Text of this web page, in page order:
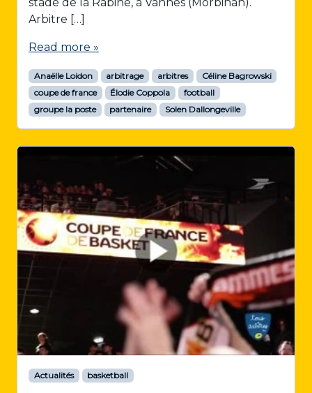
Arbitre […]
Read more »
Anaëlle Loidon arbitrage arbitres
Céline Bagrowski
coupe de france
Élodie Coppola
football
groupe la poste
partenaire Solen Dallongeville
Actualités basketball